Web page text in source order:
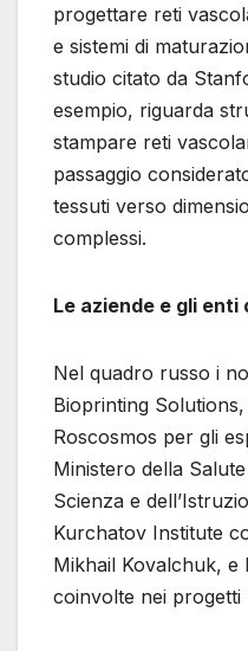
progettare reti
e sistemi di
studio citato da
esempio, riguarda
stampare reti
passaggio
tessuti verso
complessi.
Le aziende e gli enti
Nel quadro russo i
Bioprinting
Roscosmos per gli
Ministero della
Scienza e
Kurchatov Institute
Mikhail Kovalchuk,
coinvolte nei progetti